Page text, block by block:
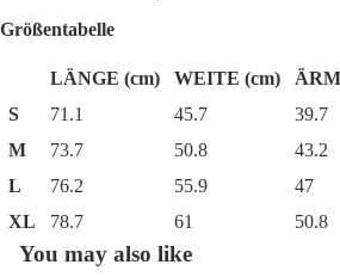
Größentabelle
LÄNGE (cm) WEITE (cm)
S
71.1 45.7
39.7
M
73.7 50.8
43.2
L
76.2 55.9
47
XL
78.7 61 50.8
You may also like
Datenschutzerklärung